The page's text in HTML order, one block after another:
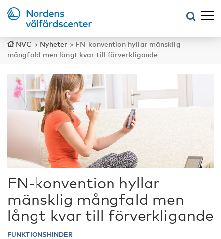
NVC > Nyheter > FN-konvention hyllar mänsklig
mångfald men långt kvar till förverkligande
FN-konvention hyllar
mänsklig mångfald men
långt kvar till förverkligande
FUNKTIONSHINDER